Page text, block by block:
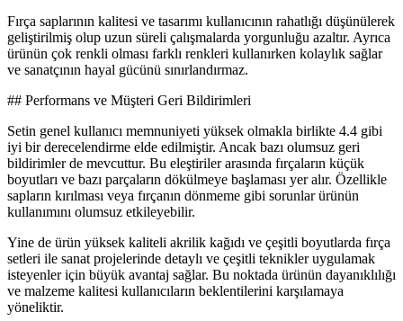
Fırça saplarının kalitesi ve tasarımı kullanıcının rahatlığı düşünülerek
geliştirilmiş olup uzun süreli çalışmalarda yorgunluğu azaltır. Ayrıca
ürünün çok renkli olması farklı renkleri kullanırken kolaylık sağlar
ve sanatçının hayal gücünü sınırlandırmaz.
## Performans ve Müşteri Geri Bildirimleri
Setin genel kullanıcı memnuniyeti yüksek olmakla birlikte 4.4 gibi
iyi bir derecelendirme elde edilmiştir. Ancak bazı olumsuz geri
bildirimler de mevcuttur. Bu eleştiriler arasında fırçaların küçük
boyutları ve bazı parçaların dökülmeye başlaması yer alır. Özellikle
sapların kırılması veya fırçanın dönmeme gibi sorunlar ürünün
kullanımını olumsuz etkileyebilir.
Yine de ürün yüksek kaliteli akrilik kağıdı ve çeşitli boyutlarda fırça
setleri ile sanat projelerinde detaylı ve çeşitli teknikler uygulamak
isteyenler için büyük avantaj sağlar. Bu noktada ürünün dayanıklılığı
ve malzeme kalitesi kullanıcıların beklentilerini karşılamaya
yöneliktir.